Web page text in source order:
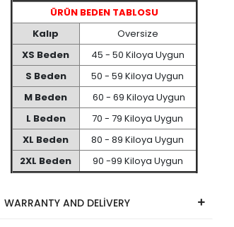
ÜRÜN BEDEN TABLOSU
Kalıp
Oversize
XS Beden
45 - 50 Kiloya Uygun
S Beden
50 - 59 Kiloya Uygun
M Beden
60 - 69 Kiloya Uygun
L Beden
70 - 79 Kiloya Uygun
XL Beden
80 - 89 Kiloya Uygun
2XL Beden
90 -99 Kiloya Uygun
WARRANTY AND DELİVERY